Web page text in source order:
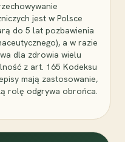
jest w Polsce
do 5 lat pozbawienia
a w razie
dla zdrowia wielu
z art. 165 Kodeksu
mają zastosowanie,
rolę odgrywa obrońca.